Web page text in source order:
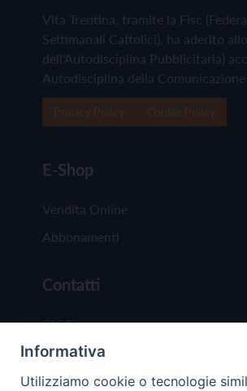
Vita Trentina, tramite la Fisc
Settimanali Cattolici), ha aderito
dell'Autodisciplina Pubblicitaria)
Autodisciplina della
E-Shop
Vendita Online
Abbonamenti
Contatti
Chi Siamo
Redazione
Scrivici
Informativa
Utilizziamo cookie o tecnologie